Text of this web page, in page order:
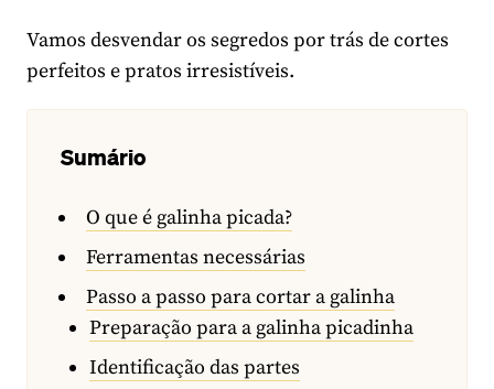
Vamos desvendar os segredos por trás de cortes
perfeitos e pratos irresistíveis.
Sumário
O que é galinha picada?
Ferramentas necessárias
Passo a passo para cortar a galinha
Preparação para a galinha picadinha
Identificação das partes